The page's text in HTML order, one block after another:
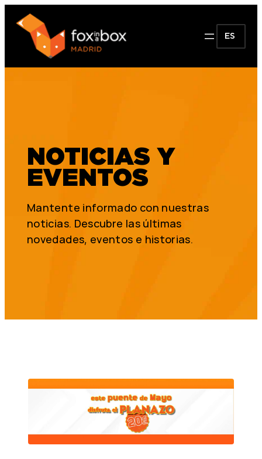
ES
NOTICIAS Y
EVENTOS
Mantente informado con nuestras
noticias. Descubre las últimas
novedades, eventos e historias.